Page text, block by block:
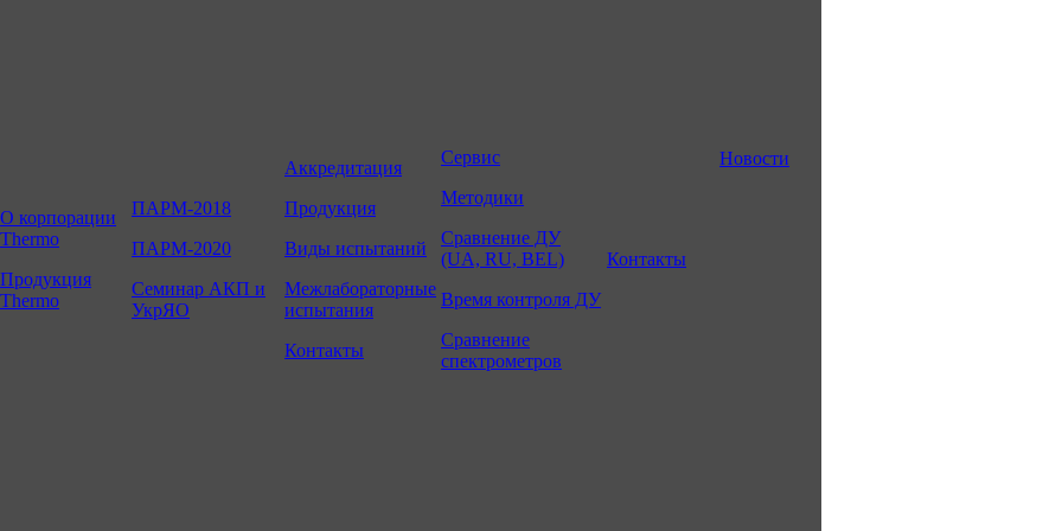
О корпорации
Thermo
Продукция
Thermo
ПАРМ-2018
ПАРМ-2020
Семинар АКП и
УкрЯО
Аккредитация
Продукция
Виды испытаний
Межлабораторные
испытания
Контакты
Сервис
Методики
Сравнение ДУ
(UA, RU, BEL)
Время контроля ДУ
Сравнение
спектрометров
Контакты
Новости